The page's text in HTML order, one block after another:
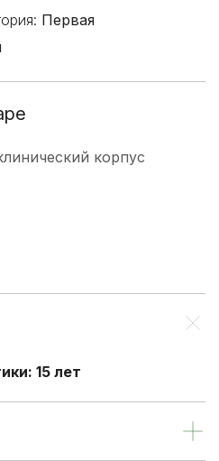
Первая
корпус
15 лет